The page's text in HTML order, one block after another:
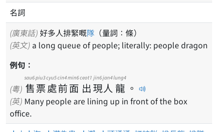
名詞
(廣東話) 好多人排緊嘅隊 （量詞：條）
(英文) a long queue of people; literally: people dragon
例句：
(粵) 售
sau6
票
piu3
處
cyu5
前
cin4
面
min6
出
ceot1
現
jin6
人
jan4
龍
lung4
。
(英) Many people are lining up in front of the box
office.